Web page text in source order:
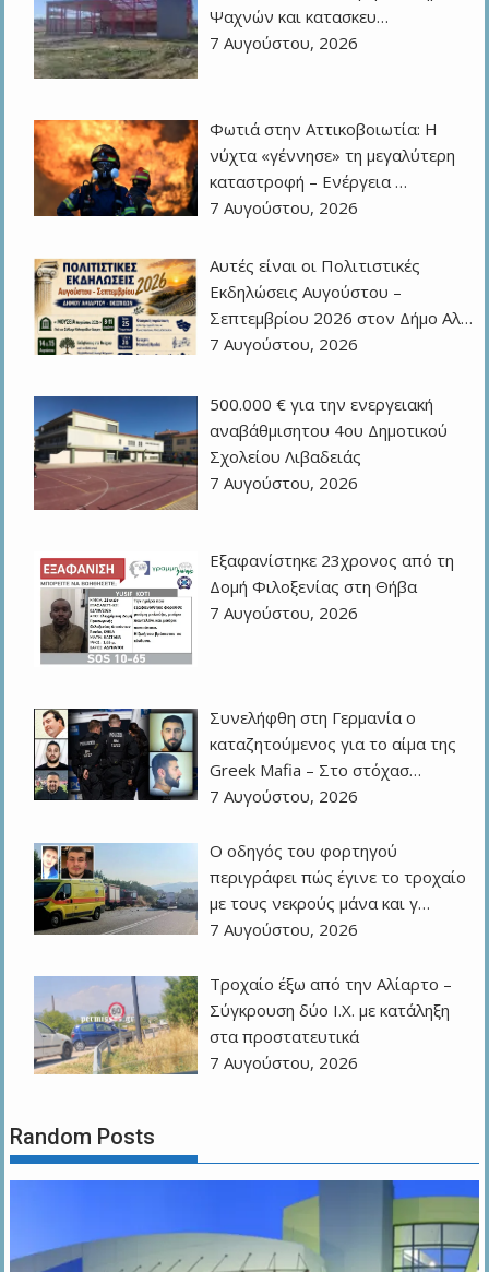
Ψαχνών και κατασκευ…
7 Αυγούστου, 2026
Φωτιά στην Αττικοβοιωτία: Η
νύχτα «γέννησε» τη μεγαλύτερη
καταστροφή – Ενέργεια …
7 Αυγούστου, 2026
Αυτές είναι οι Πολιτιστικές
Εκδηλώσεις Αυγούστου –
Σεπτεμβρίου 2026 στον Δήμο Αλ…
7 Αυγούστου, 2026
500.000 € για την ενεργειακή
αναβάθμισητου 4ου Δημοτικού
Σχολείου Λιβαδειάς
7 Αυγούστου, 2026
Εξαφανίστηκε 23χρονος από τη
Δομή Φιλοξενίας στη Θήβα
7 Αυγούστου, 2026
Συνελήφθη στη Γερμανία ο
καταζητούμενος για το αίμα της
Greek Mafia – Στο στόχασ…
7 Αυγούστου, 2026
Ο οδηγός του φορτηγού
περιγράφει πώς έγινε το τροχαίο
με τους νεκρούς μάνα και γ…
7 Αυγούστου, 2026
Τροχαίο έξω από την Αλίαρτο –
Σύγκρουση δύο Ι.Χ. με κατάληξη
στα προστατευτικά
7 Αυγούστου, 2026
Random Posts